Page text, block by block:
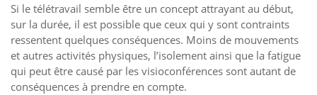
Si le télétravail semble être un concept attrayant au début,
sur la durée, il est possible que ceux qui y sont contraints
ressentent quelques conséquences. Moins de mouvements
et autres activités physiques, l’isolement ainsi que la fatigue
qui peut être causé par les visioconférences sont autant de
conséquences à prendre en compte.